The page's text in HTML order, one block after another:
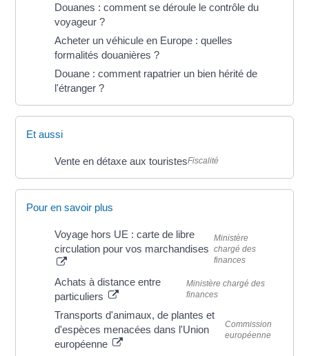
Douanes : comment se déroule le contrôle du
voyageur ?
Acheter un véhicule en Europe : quelles
formalités douanières ?
Douane : comment rapatrier un bien hérité de
l'étranger ?
Et aussi
Vente en détaxe aux touristesFiscalité
Pour en savoir plus
Voyage hors UE : carte de libre
circulation pour vos marchandises
Ministère
chargé des
finances
Achats à distance entre
particuliers
Ministère chargé des
finances
Transports d'animaux, de plantes et
d'espèces menacées dans l'Union
européenne
Commission
européenne